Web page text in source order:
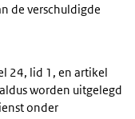
de verschuldigde
24, lid 1, en artikel
worden uitgelegd
onder